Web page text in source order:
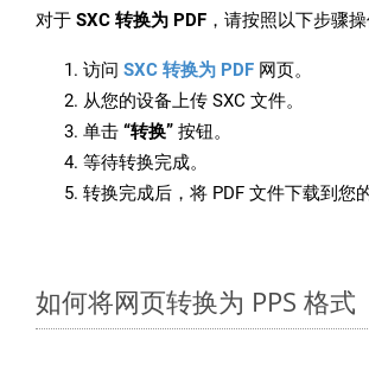
对于 SXC 转换为 PDF ，请按照以下步骤操
访问 SXC 转换为 PDF 网页。
从您的设备上传 SXC 文件。
单击 “转换” 按钮。
等待转换完成。
转换完成后，将 PDF 文件下载到您
如何将网页转换为 PPS 格式